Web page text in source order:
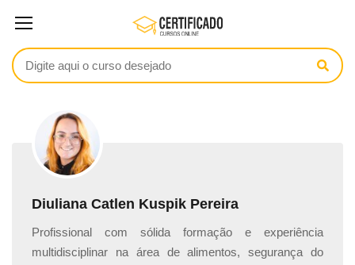
Diuliana Catlen Kuspik Pereira
Profissional com sólida formação e experiência
multidisciplinar na área de alimentos, segurança do